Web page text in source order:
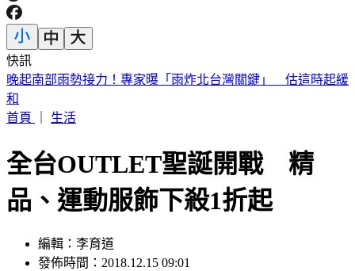
快訊
2026 SBS歌謠大戰SUMMER／最美小貓咪來了！MEOVV白
禮服仙氣走藍毯
首頁
生活
全台OUTLET聖誕開戰 精
品、運動服飾下殺1折起
編輯：李育道
發佈時間：2018.12.15 09:01